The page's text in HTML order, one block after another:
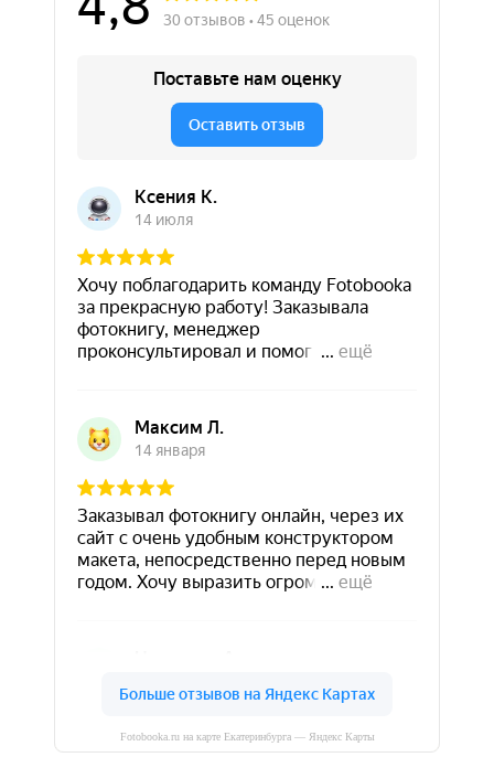
Fotobooka.ru на карте Екатеринбурга — Яндекс Карты